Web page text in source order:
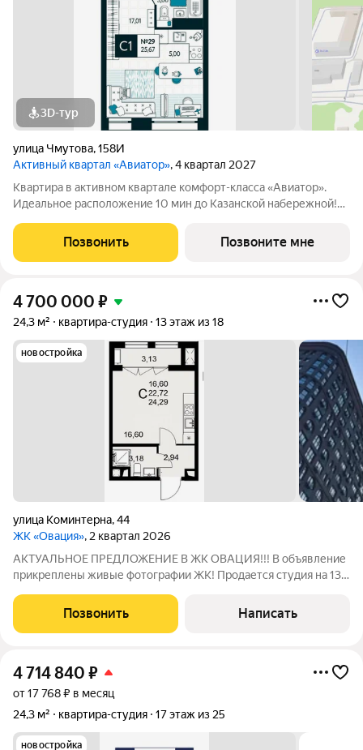
3D-тур
улица Чмутова,158И
Активный квартал «Авиатор», 4 квартал 2027
Квартира в активном квартале комфорт-класса «Авиатор».
Идеальное расположение 10 мин до Казанской набережной!
маршрутов), магазины Дикси и Магнит, несколько центров
образования, больница и
Позвонить Позвоните мне
4 700 000 ₽
24,3 м² квартира-студия 13 этаж из 18
новостройка
улица Коминтерна,44
ЖК «Овация», 2 квартал 2026
АКТУАЛЬНОЕ ПРЕДЛОЖЕНИЕ В ЖК ОВАЦИЯ!!! В объявление
прикреплены живые фотографии ЖК! Продается студия на 13
Советского района, со своей собственной набережной!
Невероятная архитектура дома,
Позвонить Написать
4 714 840 ₽
от 17 768 ₽ в месяц
24,3 м²
квартира-студия 17 этаж из 25
новостройка